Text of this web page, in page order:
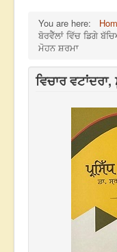
You are here:
ਬੋਰਵੈੱਲਾਂ ਵਿੱਚ ਡਿਗੇ
ਮੋਹਨ ਸ਼ਰਮਾ
ਵਿਚਾਰ